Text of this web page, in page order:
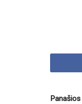
Panašios